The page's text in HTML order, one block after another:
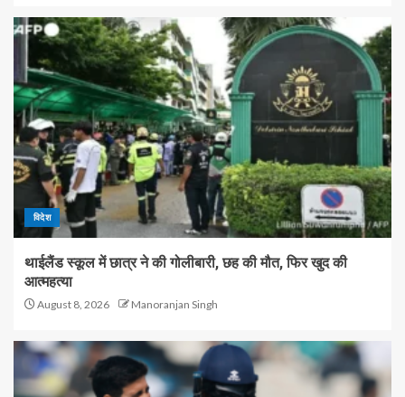
विदेश
थाईलैंड स्कूल में छात्र ने की गोलीबारी, छह की मौत, फिर खुद की
आत्महत्या
August 8, 2026 Manoranjan Singh